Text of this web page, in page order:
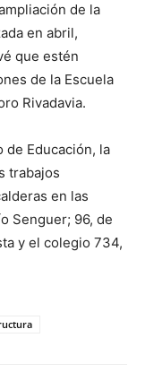
de la
en abril,
que estén
de la Escuela
Rivadavia.
Educación, la
trabajos
en las
Senguer; 96, de
y el colegio 734,